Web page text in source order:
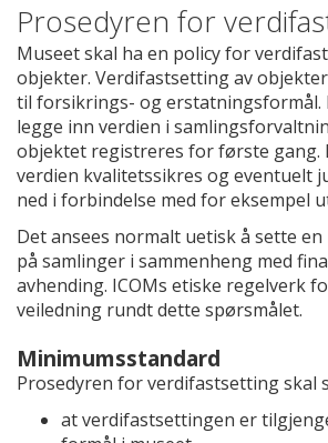
Prosedyren for
Museet skal ha en policy for
objekter. Verdifastsetting av
til forsikrings- og erstatningsformål.
legge inn verdien i
objektet registreres for første gang.
verdien kvalitetssikres og eventuelt
ned i forbindelse med for eksempel
Det ansees normalt uetisk å sette
på samlinger i sammenheng med
avhending. ICOMs etiske regelverk
veiledning rundt dette spørsmålet.
Minimumsstandard
Prosedyren for verdifastsetting skal
at verdifastsettingen er